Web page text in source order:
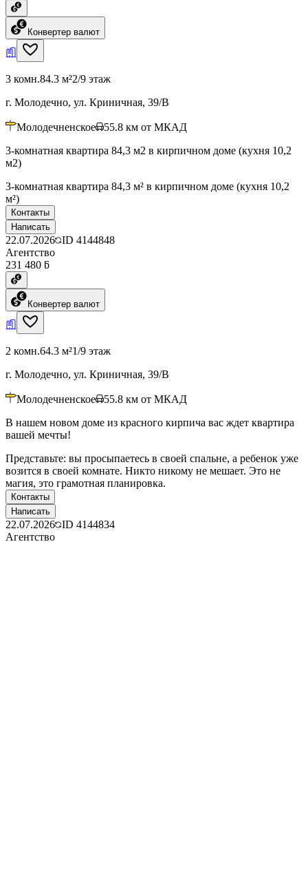
Конвертер валют
3 комн.84.3 м²2/9 этаж
г. Молодечно, ул. Криничная, 39/В
Молодечненское 55.8 км от МКАД
3-комнатная квартира 84,3 м2 в кирпичном доме (кухня 10,2
м2)
3-комнатная квартира 84,3 м² в кирпичном доме (кухня 10,2
м²)
Контакты
Написать
22.07.2026 ID 4144848
Агентство
231 480 ƃ
Конвертер валют
2 комн.64.3 м²1/9 этаж
г. Молодечно, ул. Криничная, 39/В
Молодечненское 55.8 км от МКАД
В нашем новом доме из красного кирпича вас ждет квартира
вашей мечты!
Представьте: вы просыпаетесь в своей спальне, а ребенок уже
возится в своей комнате. Никто никому не мешает. Это не
магия, это грамотная планировка.
Контакты
Написать
22.07.2026 ID 4144834
Агентство